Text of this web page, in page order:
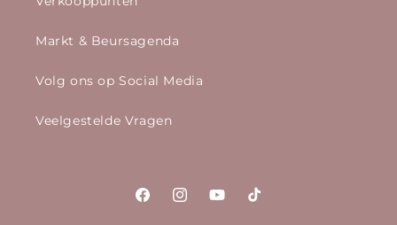
Markt & Beursagenda
Volg ons op Social Media
Veelgestelde Vragen
FacebookInstagramYouTubeTikTok